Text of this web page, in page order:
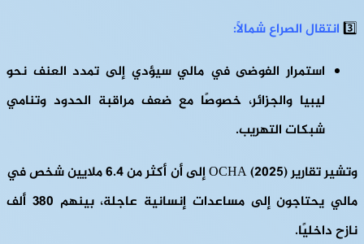
3️⃣انتقال الصراع شمالًا:
استمرار الفوضى في مالي سيؤدي إلى تمدد العنف نحو
ليبيا والجزائر، خصوصًا مع ضعف مراقبة الحدود وتنامي
شبكات التهريب.
وتشير تقارير OCHA (2025) إلى أن أكثر من 6.4 ملايين شخص في
مالي يحتاجون إلى مساعدات إنسانية عاجلة، بينهم 380 ألف
نازح داخليًا.